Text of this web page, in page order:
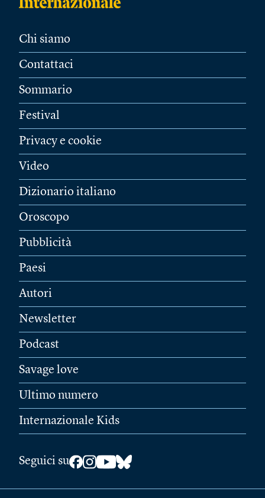
Chi siamo
Contattaci
Sommario
Festival
Privacy e cookie
Video
Dizionario italiano
Oroscopo
Pubblicità
Paesi
Autori
Newsletter
Podcast
Savage love
Ultimo numero
Internazionale Kids
Seguici su